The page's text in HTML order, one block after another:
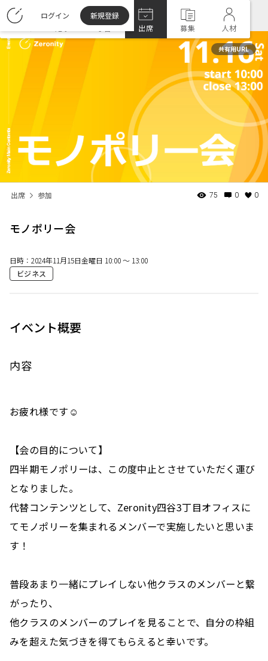
ログイン
新規登録
学習 出席 募集 人材
共有用URL
出席 参加 75 0 0
モノポリー会
日時： 2024年11月15日金曜日 10:00 〜 13:00
ビジネス
イベント概要
内容
お疲れ様です☺️
【会の目的について】
四半期モノポリーは、この度中止とさせていただく運び
となりました。
代替コンテンツとして、Zeronity四谷3丁目オフィスに
てモノポリーを集まれるメンバーで実施したいと思いま
す！
普段あまり一緒にプレイしない他クラスのメンバーと繋
がったり、
他クラスのメンバーのプレイを見ることで、自分の枠組
みを超えた気づきを得てもらえると幸いです。